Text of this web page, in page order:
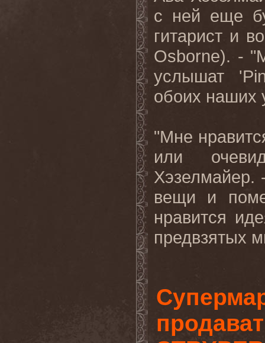
с ней еще
гитарист и
Osborne). -
услышат '
обоих наших
"Мне
или
Хэзелмайер.
вещи и
нравится
предвзятых